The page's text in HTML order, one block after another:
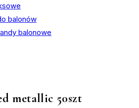
metallic 50szt
balonów
balonowe